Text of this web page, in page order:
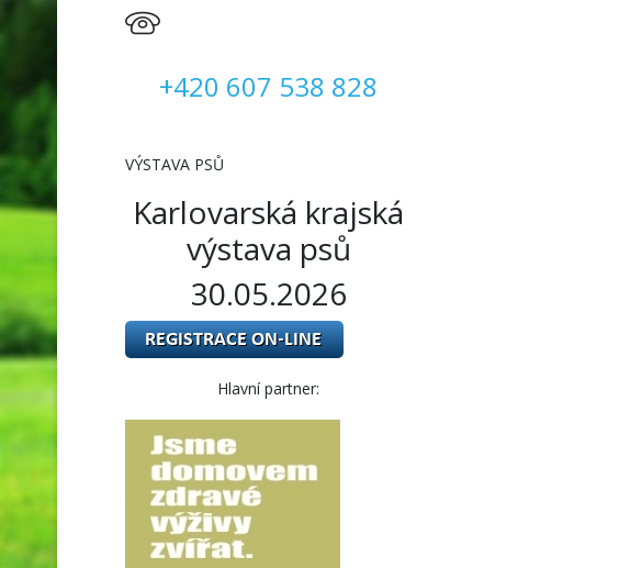
+420 607 538 828
VÝSTAVA PSŮ
Karlovarská krajská
výstava psů
30.05.2026
Hlavní partner: